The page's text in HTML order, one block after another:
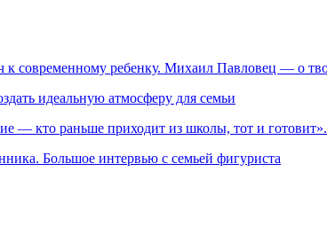
современному ребенку. Михаил Павловец — о
идеальную атмосферу для семьи
— кто раньше приходит из школы, тот и
Большое интервью с семьей фигуриста